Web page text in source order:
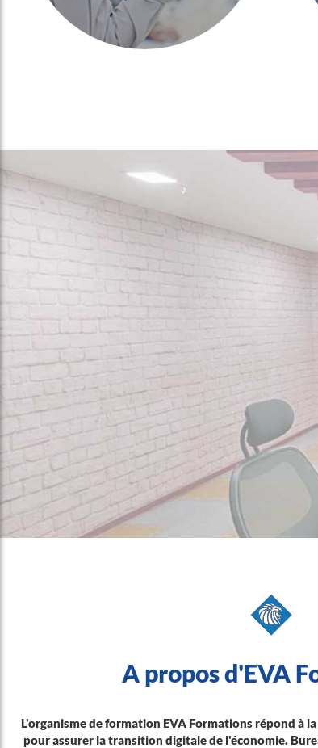
A propos d'EVA
L'organisme de formation EVA Formations répond à
pour assurer la transition digitale de l'économie.